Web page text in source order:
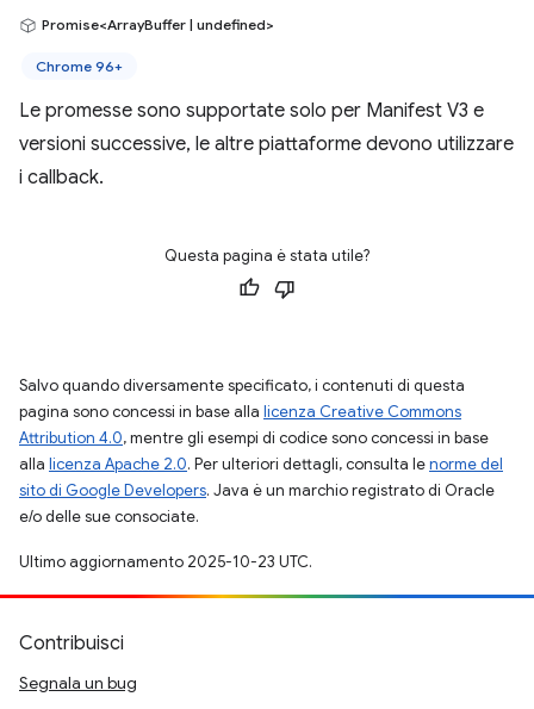
Promise<ArrayBuffer | undefined>
Chrome 96+
Le promesse sono supportate solo per Manifest V3 e
versioni successive, le altre piattaforme devono utilizzare
i callback.
Questa pagina è stata utile?
Salvo quando diversamente specificato, i contenuti di questa
pagina sono concessi in base alla licenza Creative Commons
Attribution 4.0, mentre gli esempi di codice sono concessi in base
alla licenza Apache 2.0. Per ulteriori dettagli, consulta lenorme del
sito di Google Developers. Java è un marchio registrato di Oracle
e/o delle sue consociate.
Ultimo aggiornamento 2025-10-23 UTC.
Contribuisci
Segnala un bug